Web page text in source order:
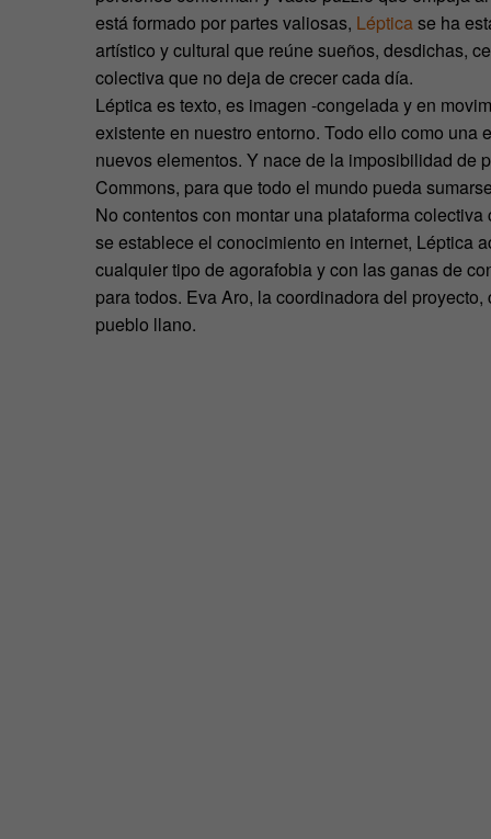
está formado por partes valiosas, Léptica se ha
artístico y cultural que reúne sueños, desdichas,
colectiva que no deja de crecer cada día.
Léptica es texto, es imagen -congelada y en
existente en nuestro entorno. Todo ello como
nuevos elementos. Y nace de la imposibilidad de
Commons, para que todo el mundo pueda
No contentos con montar una plataforma
se establece el conocimiento en internet, Léptica
cualquier tipo de agorafobia y con las ganas de
para todos. Eva Aro, la coordinadora del
pueblo llano.